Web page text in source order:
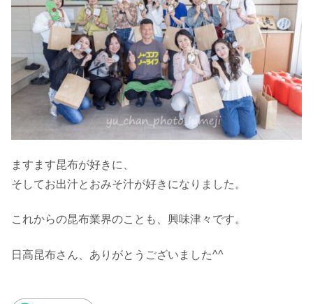
ますます昆布が好きに、
そしてお出汁とおみそ汁が好きになりました。
これからの昆布業界のことも、興味津々です。
日高昆布さん、ありがとうございました^^